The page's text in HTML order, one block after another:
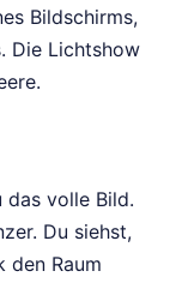
Bildschirms,
Die Lichtshow
das volle Bild.
Du siehst,
den Raum